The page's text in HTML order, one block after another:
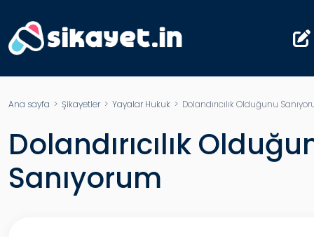
Ana sayfa > Şikayetler> Yayalar Hukuk > Dolandırıcılık Olduğunu
Dolandırıcılık
Sanıyorum